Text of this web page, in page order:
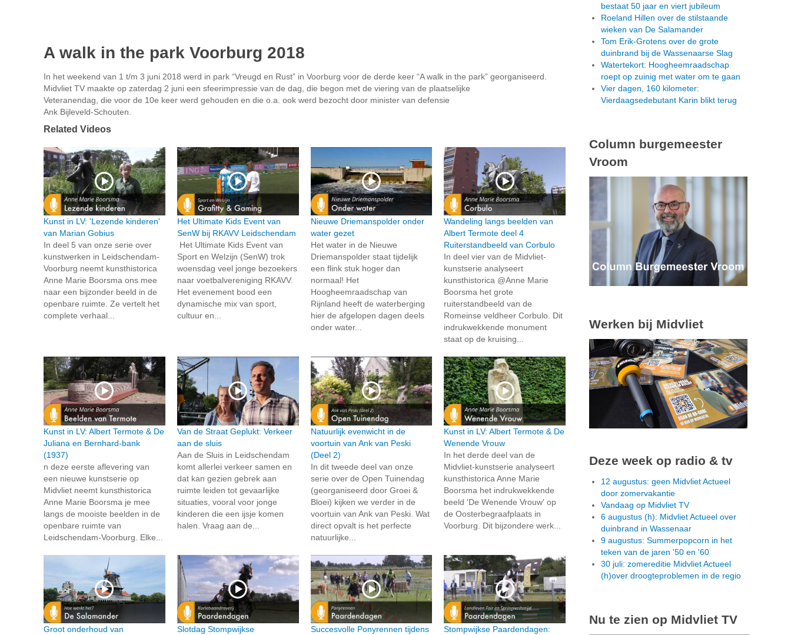
A walk in the park Voorburg 2018
In het weekend van 1 t/m 3 juni 2018 werd in park “Vreugd en Rust” in Voorburg voor de derde keer “A walk in the park” georganiseerd.
Midvliet TV maakte op zaterdag 2 juni een sfeerimpressie van de dag, die begon met de viering van de plaatselijke
Veteranendag, die voor de 10e keer werd gehouden en die o.a. ook werd bezocht door minister van defensie
Ank Bijleveld-Schouten.
Related Videos
Kunst in LV: 'Lezende kinderen'
van Marian Gobius
In deel 5 van onze serie over
kunstwerken in Leidschendam-
Voorburg neemt kunsthistorica
Anne Marie Boorsma ons mee
naar een bijzonder beeld in de
openbare ruimte. Ze vertelt het
complete verhaal...
Het Ultimate Kids Event van
SenW bij RKAVV Leidschendam
Het Ultimate Kids Event van
Sport en Welzijn (SenW) trok
woensdag veel jonge bezoekers
naar voetbalvereniging RKAVV.
Het evenement bood een
dynamische mix van sport,
cultuur en...
Nieuwe Driemanspolder onder
water gezet
Het water in de Nieuwe
Driemanspolder staat tijdelijk
een flink stuk hoger dan
normaal! Het
Hoogheemraadschap van
Rijnland heeft de waterberging
hier de afgelopen dagen deels
onder water...
Wandeling langs beelden van
Albert Termote deel 4
Ruiterstandbeeld van Corbulo
In deel vier van de Midvliet-
kunstserie analyseert
kunsthistorica @Anne Marie
Boorsma het grote
ruiterstandbeeld van de
Romeinse veldheer Corbulo. Dit
indrukwekkende monument
staat op de kruising...
Kunst in LV: Albert Termote & De
Juliana en Bernhard-bank
(1937)
n deze eerste aflevering van
een nieuwe kunstserie op
Midvliet neemt kunsthistorica
Anne Marie Boorsma je mee
langs de mooiste beelden in de
openbare ruimte van
Leidschendam-Voorburg. Elke...
Van de Straat Geplukt: Verkeer
aan de sluis
Aan de Sluis in Leidschendam
komt allerlei verkeer samen en
dat kan gezien gebrek aan
ruimte leiden tot gevaarlijke
situaties, vooral voor jonge
kinderen die een ijsje komen
halen. Vraag aan de...
Natuurlijk evenwicht in de
voortuin van Ank van Peski
(Deel 2)
In dit tweede deel van onze
serie over de Open Tuinendag
(georganiseerd door Groei &
Bloei) kijken we verder in de
voortuin van Ank van Peski. Wat
direct opvalt is het perfecte
natuurlijke...
Kunst in LV: Albert Termote & De
Wenende Vrouw
In het derde deel van de
Midvliet-kunstserie analyseert
kunsthistorica Anne Marie
Boorsma het indrukwekkende
beeld 'De Wenende Vrouw' op
de Oosterbegraafplaats in
Voorburg. Dit bijzondere werk...
Groot onderhoud van
Slotdag Stompwijkse
Succesvolle Ponyrennen tijdens
Stompwijkse Paardendagen:
bestaat 50 jaar en viert jubileum
Roeland Hillen over de stilstaande
wieken van De Salamander
Tom Erik-Grotens over de grote
duinbrand bij de Wassenaarse Slag
Watertekort: Hoogheemraadschap
roept op zuinig met water om te gaan
Vier dagen, 160 kilometer:
Vierdaagsedebutant Karin blikt terug
Column burgemeester
Vroom
Werken bij Midvliet
Deze week op radio & tv
12 augustus: geen Midvliet Actueel
door zomervakantie
Vandaag op Midvliet TV
6 augustus (h): Midvliet Actueel over
duinbrand in Wassenaar
9 augustus: Summerpopcorn in het
teken van de jaren '50 en '60
30 juli: zomereditie Midvliet Actueel
(h)over droogteproblemen in de regio
Nu te zien op Midvliet TV